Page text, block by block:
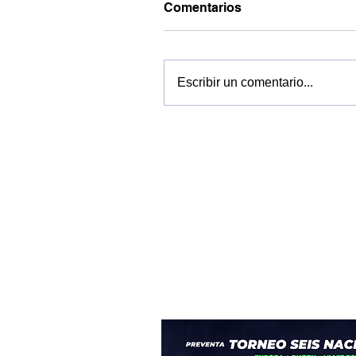
Comentarios
Escribir un comentario...